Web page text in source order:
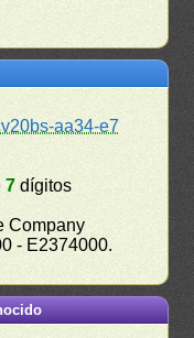
aa34-e7
7 dígitos
Company
- E2374000.